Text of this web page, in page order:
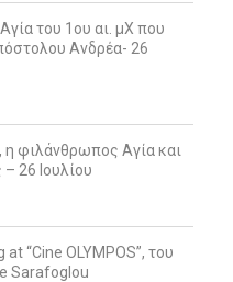
του 1ου αι. μΧ που
Ανδρέα- 26
φιλάνθρωπος Αγία και
26 Ιουλίου
“Cine OLYMPOS”, του
Sarafoglou